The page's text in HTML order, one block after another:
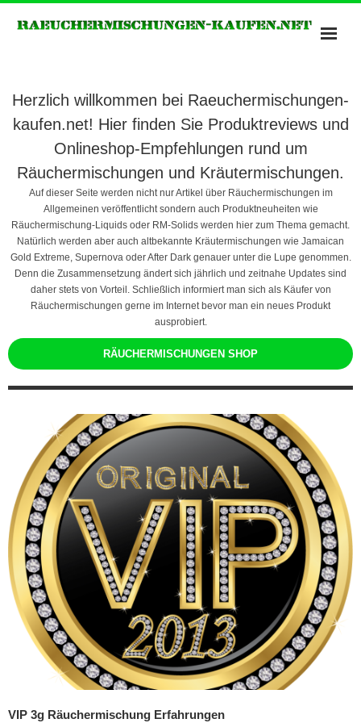
Potpourris of Heavan
Räuchermischungen Shops
Spice Räuchermischung
Herzlich willkommen bei Raeuchermischungen-
kaufen.net! Hier finden Sie Produktreviews und
Onlineshop-Empfehlungen rund um
Räuchermischungen und Kräutermischungen.
Auf dieser Seite werden nicht nur Artikel über Räuchermischungen im
Allgemeinen veröffentlicht sondern auch Produktneuheiten wie
Räuchermischung-Liquids oder RM-Solids werden hier zum Thema gemacht.
Natürlich werden aber auch altbekannte Kräutermischungen wie Jamaican
Gold Extreme, Supernova oder After Dark genauer unter die Lupe genommen.
Denn die Zusammensetzung ändert sich jährlich und zeitnahe Updates sind
daher stets von Vorteil. Schließlich informiert man sich als Käufer von
Räuchermischungen gerne im Internet bevor man ein neues Produkt
ausprobiert.
RÄUCHERMISCHUNGEN SHOP
VIP 3g Räuchermischung Erfahrungen